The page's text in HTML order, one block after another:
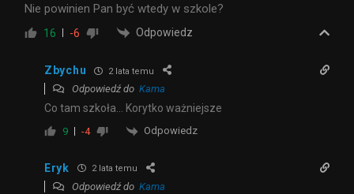
Nie powinien Pan być wtedy w szkole?
16 -6 Odpowiedz
Zbychu 2 lata temu
Odpowiedź do Kama
Co tam szkoła… Korytko ważniejsze
9 -4 Odpowiedz
Eryk 2 lata temu
Odpowiedź do Kama